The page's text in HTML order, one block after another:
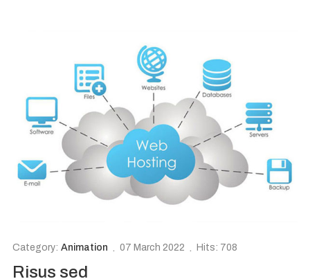
Risus sed
Category: Animation 07 March 2022 Hits: 708